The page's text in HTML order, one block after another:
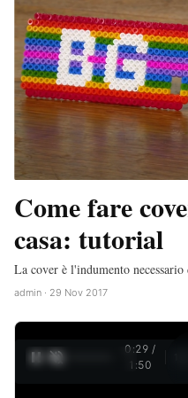
Come fare
casa: tutorial
La cover è l'indumento
admin · 29 Nov 2017
0:30 /
1:50